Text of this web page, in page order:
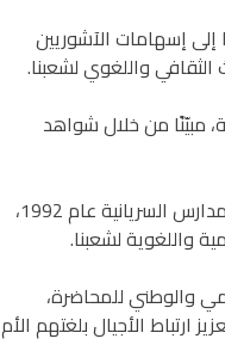
إلى إسهامات الآشوريين
مبيّنًا من خلال شواهد
كما أشار إلى جهود الحركة الديمقراطية الآشورية في دعم التعليم السرياني منذ تأسيس المدارس السريانية عام 1992،
واللغوية لشعبنا.
والوطني للمحاضرة،
الأجيال بلغتهم الأم